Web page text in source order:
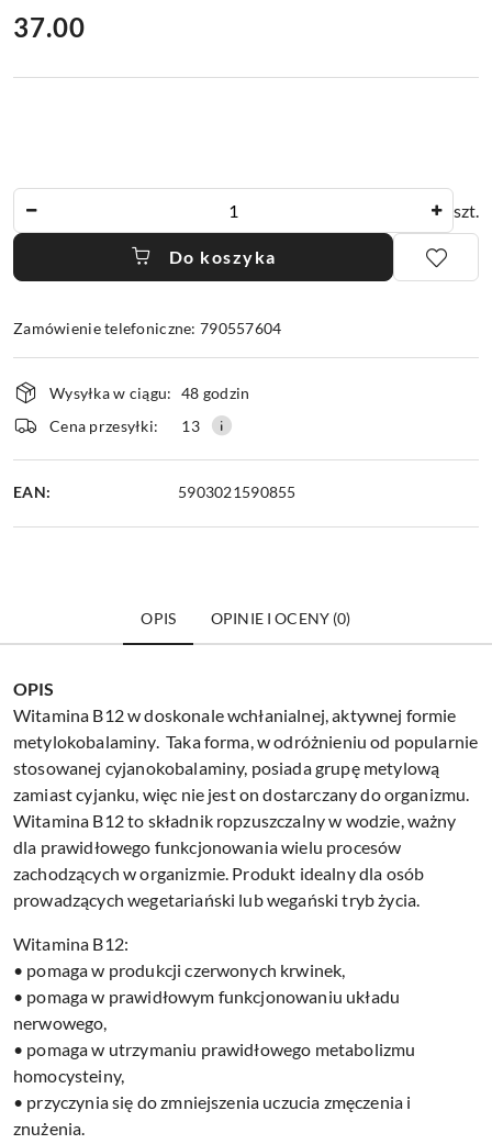
cena:
37.00
szt.
Do koszyka
Zamówienie telefoniczne: 790557604
Dostępność
i
dostawa
Wysyłka w ciągu: 48 godzin
Cena przesyłki:
13
EAN: 5903021590855
OPIS OPINIE I OCENY (0)
OPIS
Witamina B12 w doskonale wchłanialnej, aktywnej formie
metylokobalaminy. Taka forma, w odróżnieniu od popularnie
stosowanej cyjanokobalaminy, posiada grupę metylową
zamiast cyjanku, więc nie jest on dostarczany do organizmu.
Witamina B12 to składnik ropzuszczalny w wodzie, ważny
dla prawidłowego funkcjonowania wielu procesów
zachodzących w organizmie. Produkt idealny dla osób
prowadzących wegetariański lub wegański tryb życia.
Witamina B12:
• pomaga w produkcji czerwonych krwinek,
• pomaga w prawidłowym funkcjonowaniu układu
nerwowego,
• pomaga w utrzymaniu prawidłowego metabolizmu
homocysteiny,
• przyczynia się do zmniejszenia uczucia zmęczenia i
znużenia.